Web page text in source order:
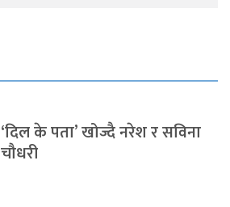
‘दिल के पता’ खोज्दै नरेश र सविना
चौधरी